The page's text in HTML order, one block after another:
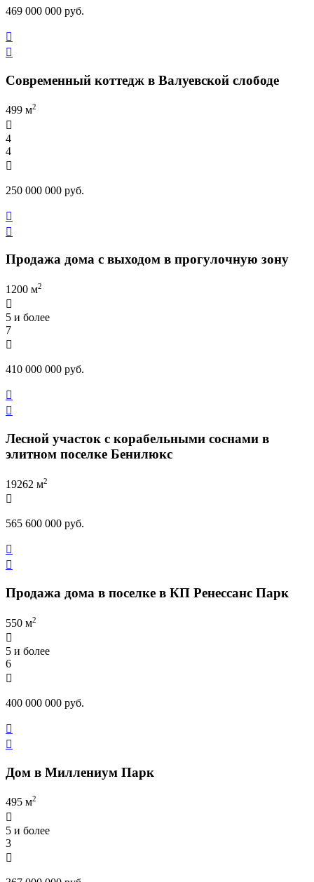
469 000 000 руб.


Современный коттедж в Валуевской слободе
499 м2

4
4

250 000 000 руб.


Продажа дома с выходом в прогулочную зону
1200 м2

5 и более
7

410 000 000 руб.


Лесной участок с корабельными соснами в
элитном поселке Бенилюкс
19262 м2

565 600 000 руб.


Продажа дома в поселке в КП Ренессанс Парк
550 м2

5 и более
6

400 000 000 руб.


Дом в Миллениум Парк
495 м2

5 и более
3
